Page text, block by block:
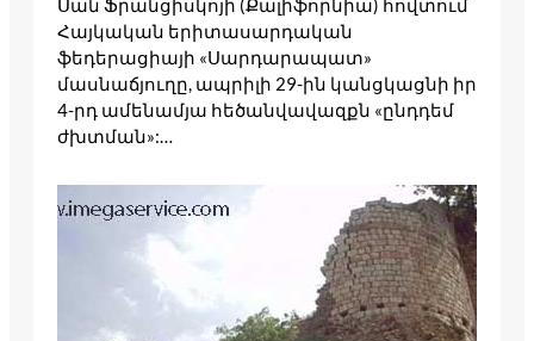
Սան Ֆրանցիսկոյի (Քալիֆորնիա) հովտում
Հայկական երիտասարդական
ֆեդերացիայի «Սարդարապատ»
մասնաճյուղը, ապրիլի 29-ին կանցկացնի իր
4-րդ ամենամյա հեծանվավազքն «ընդդեմ
ժխտման»:…